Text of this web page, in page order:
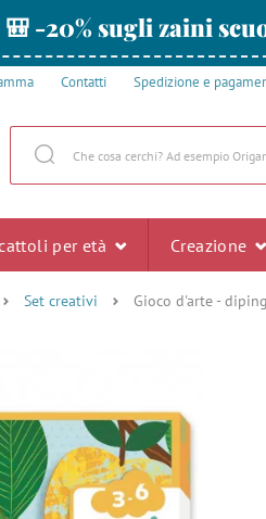
🎒 -20% sugli zaini
Contatti Spedizione e
per età Creazione
Set creativi Gioco d'arte -